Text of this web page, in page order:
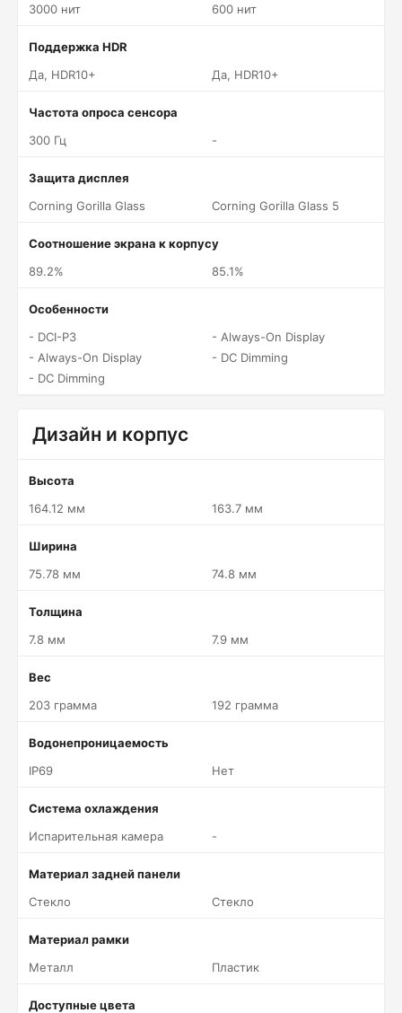
3000 нит
600 нит
Поддержка HDR
Да, HDR10+
Да, HDR10+
Частота опроса сенсора
300 Гц
-
Защита дисплея
Corning Gorilla Glass
Corning Gorilla Glass 5
Соотношение экрана к корпусу
89.2%
85.1%
Особенности
- DCI-P3
- Always-On Display
- DC Dimming
- Always-On Display
- DC Dimming
Дизайн и корпус
Высота
164.12 мм
163.7 мм
Ширина
75.78 мм
74.8 мм
Толщина
7.8 мм
7.9 мм
Вес
203 грамма
192 грамма
Водонепроницаемость
IP69
Нет
Система охлаждения
Испарительная камера
-
Материал задней панели
Стекло
Стекло
Материал рамки
Металл
Пластик
Доступные цвета